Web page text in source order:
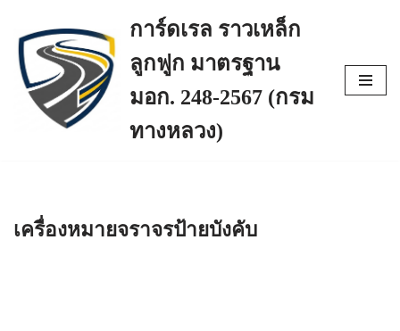
Skip
to
content
การ์ดเรล ราวเหล็ก
ลูกฟูก มาตรฐาน
มอก. 248-2567 (กรม
ทางหลวง)
เครื่องหมายจราจรป้ายบังคับ